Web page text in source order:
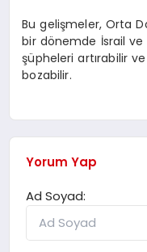
Bu gelişmeler, Orta
bir dönemde İsrail ve
şüpheleri artırabilir
bozabilir.
Yorum Yap
Ad Soyad: